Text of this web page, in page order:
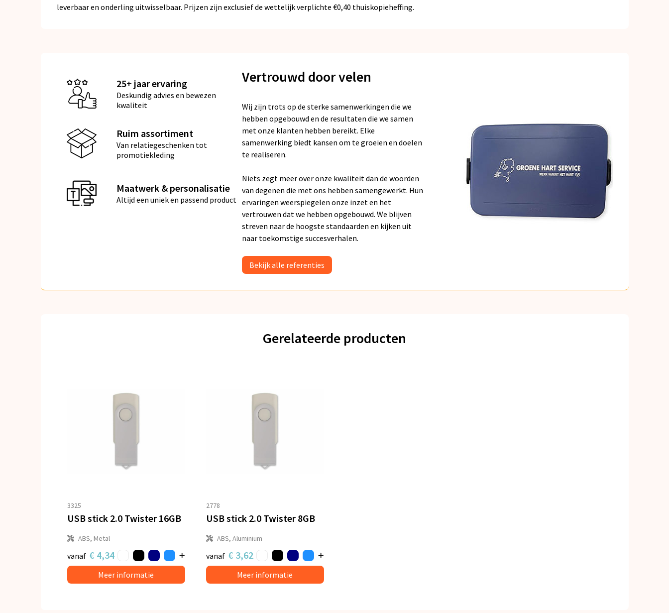
leverbaar en onderling uitwisselbaar. Prijzen zijn exclusief de wettelijk verplichte €0,40 thuiskopieheffing.
25+ jaar ervaring
Deskundig advies en bewezen
kwaliteit
Ruim assortiment
Van relatiegeschenken tot
promotiekleding
Maatwerk & personalisatie
Altijd een uniek en passend product
Vertrouwd door velen
Wij zijn trots op de sterke samenwerkingen die we
hebben opgebouwd en de resultaten die we samen
met onze klanten hebben bereikt. Elke
samenwerking biedt kansen om te groeien en doelen
te realiseren.
Niets zegt meer over onze kwaliteit dan de woorden
van degenen die met ons hebben samengewerkt. Hun
ervaringen weerspiegelen onze inzet en het
vertrouwen dat we hebben opgebouwd. We blijven
streven naar de hoogste standaarden en kijken uit
naar toekomstige succesverhalen.
Bekijk alle referenties
Gerelateerde producten
3325
USB stick 2.0 Twister 16GB
ABS, Metal
vanaf € 4,34
Meer informatie
2778
USB stick 2.0 Twister 8GB
ABS, Aluminium
vanaf € 3,62
Meer informatie